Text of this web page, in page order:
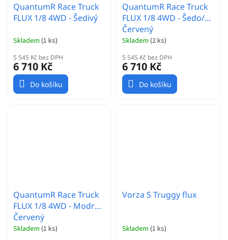
QuantumR Race Truck
FLUX 1/8 4WD - Šedivý
Skladem (1 ks)
5 545 Kč bez DPH
6 710 Kč
Do košíku
QuantumR Race Truck
FLUX 1/8 4WD - Šedo/
Červený
Skladem (2 ks)
5 545 Kč bez DPH
6 710 Kč
Do košíku
QuantumR Race Truck
FLUX 1/8 4WD - Modro/
Červený
Skladem (1 ks)
Vorza S Truggy flux
Skladem (1 ks)